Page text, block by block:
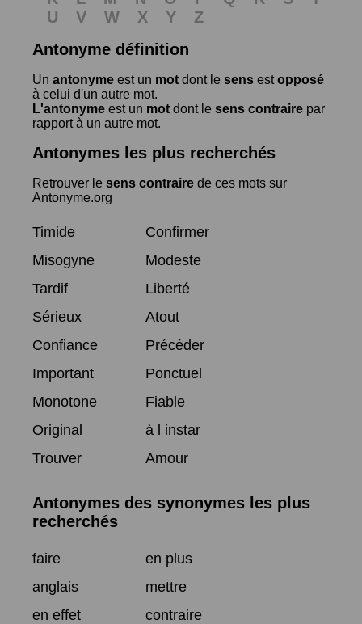
U
V W X Y
Z
Antonyme définition
Un antonyme est un mot dont le sens estopposé
à celui d'un autre mot.
L'antonyme est un mot dont le sens contraire par
rapport à un autre mot.
Antonymes les plus recherchés
Retrouver le sens contraire de ces mots sur
Antonyme.org
Timide
Confirmer
Misogyne
Modeste
Tardif
Liberté
Sérieux
Atout
Confiance
Précéder
Important
Ponctuel
Monotone
Fiable
Original
à l instar
Trouver
Amour
Antonymes des synonymes les plus
recherchés
faire
en plus
anglais
mettre
en effet
contraire